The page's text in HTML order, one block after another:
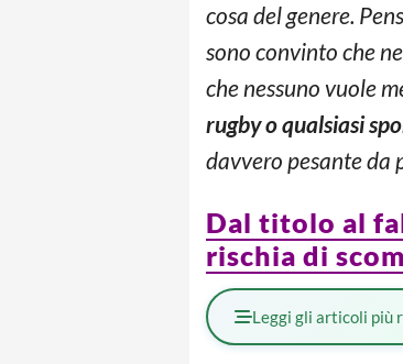
cosa del genere.
sono convinto che
che nessuno vuole
rugby o qualsiasi
davvero pesante da
Dal titolo al
rischia di
Leggi gli articoli più